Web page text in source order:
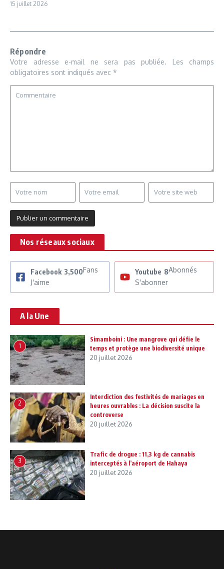
15 juillet 2026
Répondre
Votre adresse e-mail ne sera pas publiée.
Les champs
obligatoires sont indiqués avec *
Nos réseaux sociaux
Facebook 3,500Fans
J'aime
Youtube 8Abonnés
S'abonner
A la Une
1
Simamboini : Une mangrove qui défie le
temps et protège une biodiversité unique
20 juillet 2026
2
Interdiction des festivités de mariages en
heures ouvrables : La décision suscite la
controverse
20 juillet 2026
3
Trafic de drogue : 11,3 kg de cannabis
interceptés à l’aéroport de Hahaya
20 juillet 2026